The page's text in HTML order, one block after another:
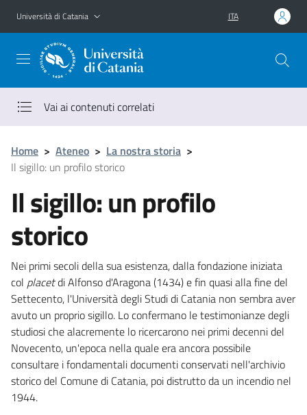
Vai al contenuto principale
Vai al menu di navigazione
Università di Catania ITA
Vai ai contenuti correlati
Home > Ateneo > La nostra storia >
Il sigillo: un profilo storico
Il sigillo: un profilo
storico
Nei primi secoli della sua esistenza, dalla fondazione iniziata
col placetdi Alfonso d'Aragona (1434) e fin quasi alla fine del
Settecento, l'Università degli Studi di Catania non sembra aver
avuto un proprio sigillo. Lo confermano le testimonianze degli
studiosi che alacremente lo ricercarono nei primi decenni del
Novecento, un'epoca nella quale era ancora possibile
consultare i fondamentali documenti conservati nell'archivio
storico del Comune di Catania, poi distrutto da un incendio nel
1944.